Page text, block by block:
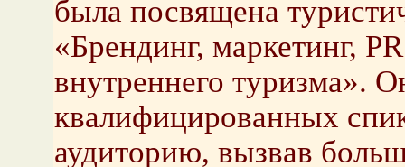
была посвящена
«Брендинг, маркетинг,
внутреннего туризма».
квалифицированных
аудиторию, вызвав